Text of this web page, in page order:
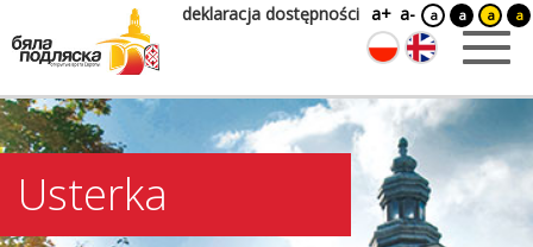
deklaracja dostępności a+ a- a a a a
Usterka